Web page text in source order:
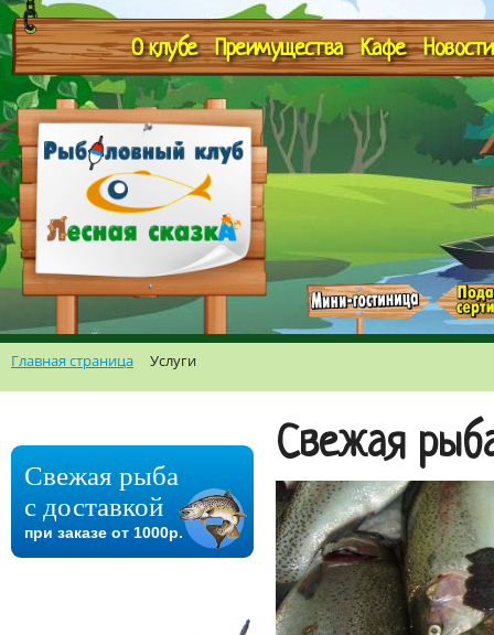
О клубе Преимущества Кафе Новости
Главная страница Услуги
Свежая рыба
с доставкой
при заказе от 1000р.
Свежая